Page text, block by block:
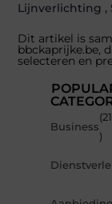
Lijnverlichting ,
Dit artikel is
bbckaprijke.be,
selecteren en
Business
)